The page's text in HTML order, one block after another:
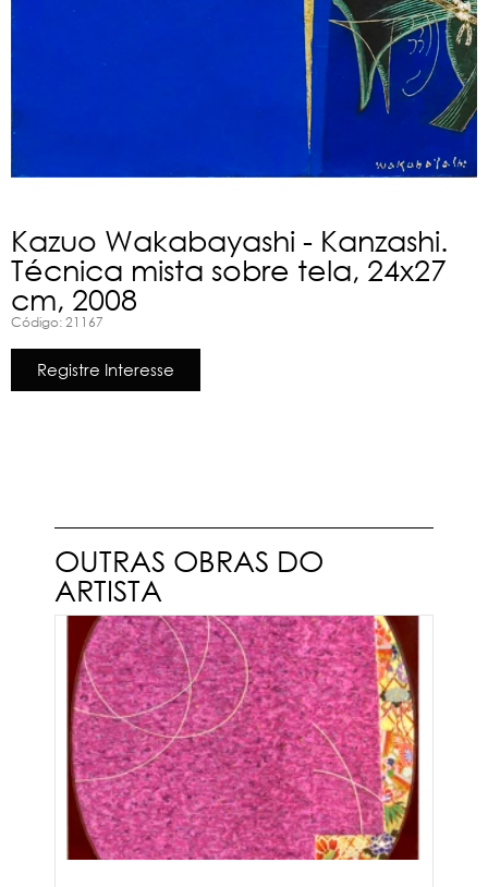
Kazuo Wakabayashi - Kanzashi.
Técnica mista sobre tela, 24x27
cm, 2008
Código: 21167
Registre Interesse
OUTRAS OBRAS DO
ARTISTA